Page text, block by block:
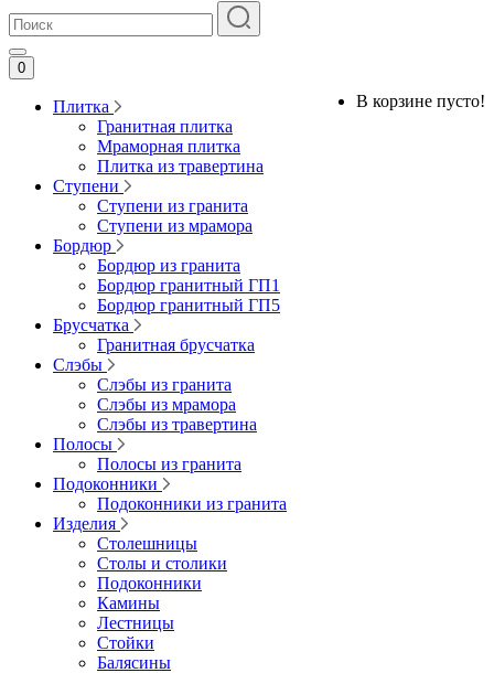
0
В корзине пусто!
Плитка
Гранитная плитка
Мраморная плитка
Плитка из травертина
Ступени
Ступени из гранита
Ступени из мрамора
Бордюр
Бордюр из гранита
Бордюр гранитный ГП1
Бордюр гранитный ГП5
Брусчатка
Гранитная брусчатка
Слэбы
Слэбы из гранита
Слэбы из мрамора
Слэбы из травертина
Полосы
Полосы из гранита
Подоконники
Подоконники из гранита
Изделия
Столешницы
Столы и столики
Подоконники
Камины
Лестницы
Стойки
Балясины